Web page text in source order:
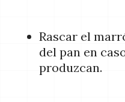
Rascar el
del pan en
produzcan.